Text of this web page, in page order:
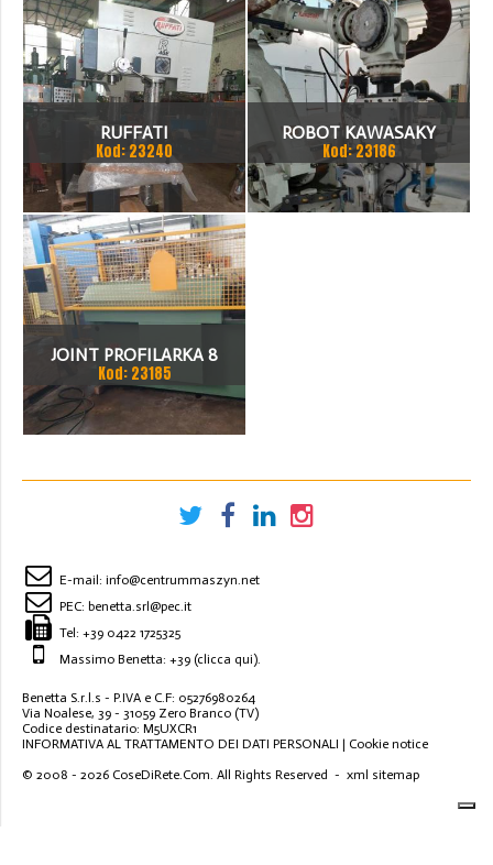
RUFFATI
Kod: 23240
ROBOT KAWASAKY
Kod: 23186
JOINT PROFILARKA 8
STACJI
Kod: 23185
E-mail: info@centrummaszyn.net
PEC: benetta.srl@pec.it
Tel: +39 0422 1725325
Massimo Benetta: +39 (clicca qui).
Benetta S.r.l.s - P.IVA e C.F: 05276980264
Via Noalese, 39 - 31059 Zero Branco (TV)
Codice destinatario: M5UXCR1
INFORMATIVA AL TRATTAMENTO DEI DATI PERSONALI | Cookie notice
© 2008 - 2026 CoseDiRete.Com. All Rights Reserved - xml sitemap